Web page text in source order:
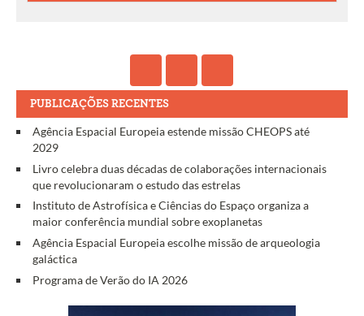
PUBLICAÇÕES RECENTES
Agência Espacial Europeia estende missão CHEOPS até
2029
Livro celebra duas décadas de colaborações internacionais
que revolucionaram o estudo das estrelas
Instituto de Astrofísica e Ciências do Espaço organiza a
maior conferência mundial sobre exoplanetas
Agência Espacial Europeia escolhe missão de arqueologia
galáctica
Programa de Verão do IA 2026